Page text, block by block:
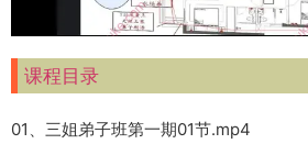
课程目录
01、三姐弟子班第一期01节.mp4